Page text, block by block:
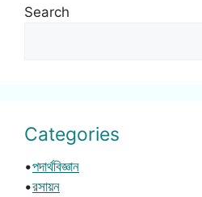
Search
Categories
•পদার্থবিজ্ঞান
•রসায়ন